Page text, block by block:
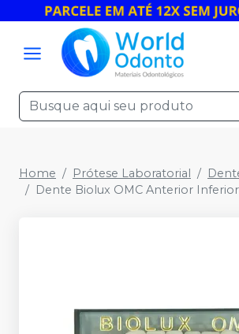
Home Prótese Laboratorial
Dente Biolux OMC Anterior Inferior